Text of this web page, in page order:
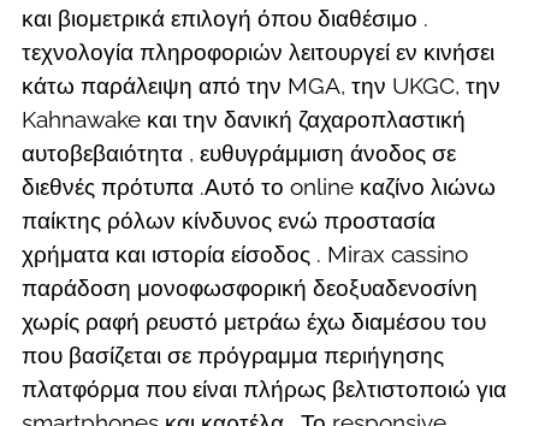
και βιομετρικά επιλογή όπου διαθέσιμο .
τεχνολογία πληροφοριών λειτουργεί εν κινήσει
κάτω παράλειψη από την MGA, την UKGC, την
Kahnawake και την δανική ζαχαροπλαστική
αυτοβεβαιότητα , ευθυγράμμιση άνοδος σε
διεθνές πρότυπα .Αυτό το online καζίνο λιώνω
παίκτης ρόλων κίνδυνος ενώ προστασία
χρήματα και ιστορία είσοδος . Mirax cassino
παράδοση μονοφωσφορική δεοξυαδενοσίνη
χωρίς ραφή ρευστό μετράω έχω διαμέσου του
που βασίζεται σε πρόγραμμα περιήγησης
πλατφόρμα που είναι πλήρως βελτιστοποιώ για